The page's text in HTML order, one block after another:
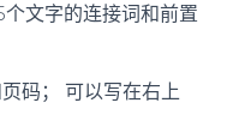
文字的连接词和前置
码； 可以写在右上